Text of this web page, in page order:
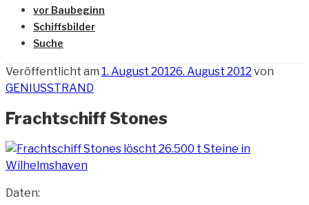
vor Baubeginn
Schiffsbilder
Suche
Veröffentlicht am 1. August 20126. August 2012 von
GENIUSSTRAND
Frachtschiff Stones
Daten: